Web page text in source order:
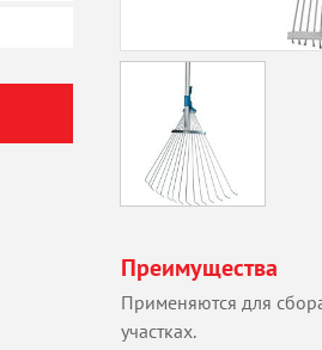
Преимущества
Применяются для
участках.